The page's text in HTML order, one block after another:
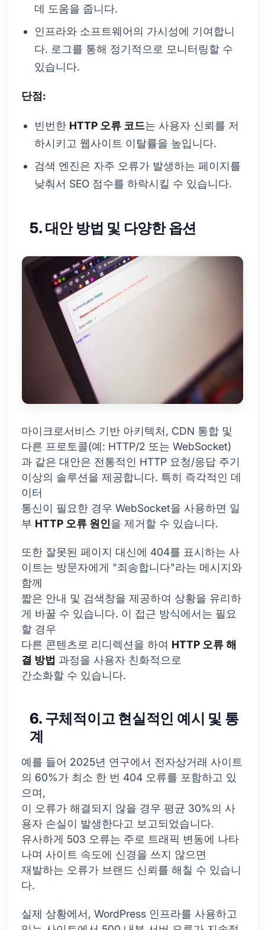
데 도움을 줍니다.
인프라와 소프트웨어의 가시성에 기여합니
다. 로그를 통해 정기적으로 모니터링할 수
있습니다.
단점:
빈번한 HTTP 오류 코드는 사용자 신뢰를 저
하시키고 웹사이트 이탈률을 높입니다.
검색 엔진은 자주 오류가 발생하는 페이지를
낮춰서 SEO 점수를 하락시킬 수 있습니다.
5. 대안 방법 및 다양한 옵션
마이크로서비스 기반 아키텍처, CDN 통합 및
다른 프로토콜(예: HTTP/2 또는 WebSocket)
과 같은 대안은 전통적인 HTTP 요청/응답 주기
이상의 솔루션을 제공합니다. 특히 즉각적인 데
이터
통신이 필요한 경우 WebSocket을 사용하면 일
부 HTTP 오류 원인을 제거할 수 있습니다.
또한 잘못된 페이지 대신에 404를 표시하는 사
이트는 방문자에게 "죄송합니다"라는 메시지와
함께
짧은 안내 및 검색창을 제공하여 상황을 유리하
게 바꿀 수 있습니다. 이 접근 방식에서는 필요
할 경우
다른 콘텐츠로 리디렉션을 하여 HTTP 오류 해
결 방법 과정을 사용자 친화적으로
간소화할 수 있습니다.
6. 구체적이고 현실적인 예시 및 통
계
예를 들어 2025년 연구에서 전자상거래 사이트
의 60%가 최소 한 번 404 오류를 포함하고 있
으며,
이 오류가 해결되지 않을 경우 평균 30%의 사
용자 손실이 발생한다고 보고되었습니다.
유사하게 503 오류는 주로 트래픽 변동에 나타
나며 사이트 속도에 신경을 쓰지 않으면
재발하는 오류가 브랜드 신뢰를 해칠 수 있습니
다.
실제 상황에서, WordPress 인프라를 사용하고